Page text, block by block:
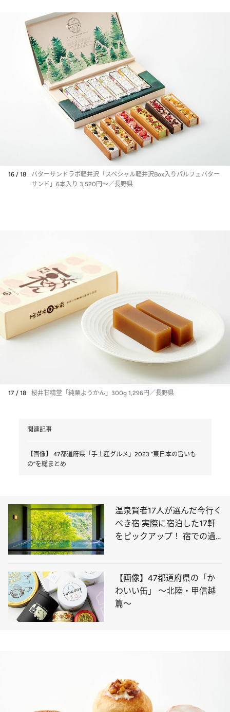
16 / 18
バターサンドラボ軽井沢「スペシャル軽井沢Box入りパルフェバター
サンド」6本入り 3,520円～／長野県
17 / 18 桜井甘精堂「純栗ようかん」300g 1,296円／長野県
関連記事
【画像】 47都道府県「手土産グルメ」2023 “東日本の旨いも
の”を総まとめ
温泉賢者17人が選んだ今行く
べき宿 実際に宿泊した17軒
をピックアップ！ 宿での過
【画像】47都道府県の「か
わいい缶」 ～北陸・甲信越
篇～